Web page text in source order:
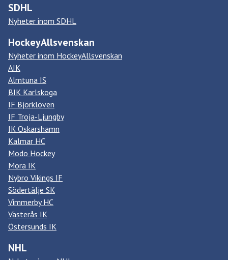
SDHL
Nyheter inom SDHL
HockeyAllsvenskan
Nyheter inom HockeyAllsvenskan
AIK
Almtuna IS
BIK Karlskoga
IF Björklöven
IF Troja-Ljungby
IK Oskarshamn
Kalmar HC
Modo Hockey
Mora IK
Nybro Vikings IF
Södertälje SK
Vimmerby HC
Västerås IK
Östersunds IK
NHL